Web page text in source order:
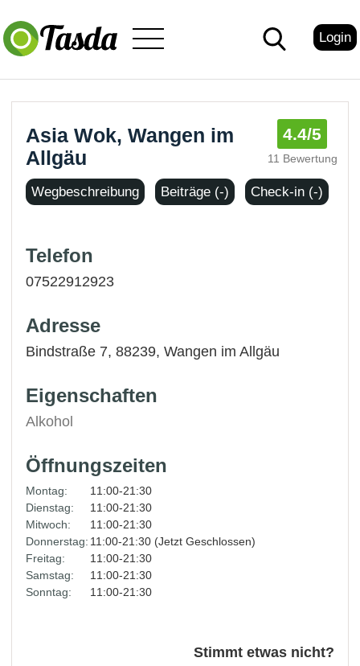
Login
Asia Wok, Wangen im
Allgäu
4.4/5
11 Bewertung
Wegbeschreibung Beiträge (-) Check-in (-)
Telefon
07522912923
Adresse
Bindstraße 7, 88239,Wangen im Allgäu
Eigenschaften
Alkohol
Öffnungszeiten
Montag:
11:00-21:30
Dienstag:
11:00-21:30
Mitwoch:
11:00-21:30
Donnerstag: 11:00-21:30 (Jetzt Geschlossen)
Freitag:
11:00-21:30
Samstag:
11:00-21:30
Sonntag:
11:00-21:30
Stimmt etwas nicht?